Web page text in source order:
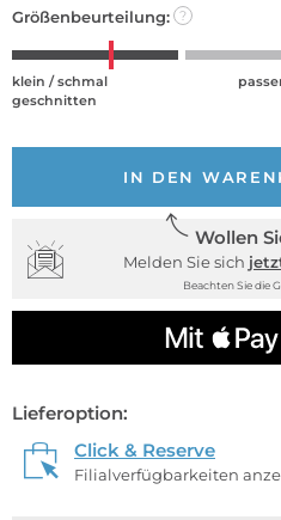
Größenbeurteilung: ?
klein / schmal
geschnitten
IN DEN
Wollen
Melden Sie sich
Beachten Sie die
Lieferoption:
Click & Reserve
Filialverfügbarkeiten